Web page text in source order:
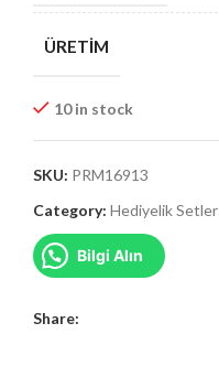
ÜRETIM
10 in stock
SKU: PRM16913
Category: Hediyelik Setler
Bilgi Alın
Share: